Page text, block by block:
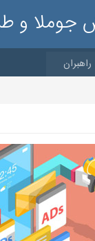
جوملا و
راهبران